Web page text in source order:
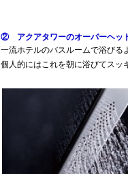
② アクアタワーのオーバーヘッ
一流ホテルのバスルームで浴びる
個人的にはこれを朝に浴びてスッ